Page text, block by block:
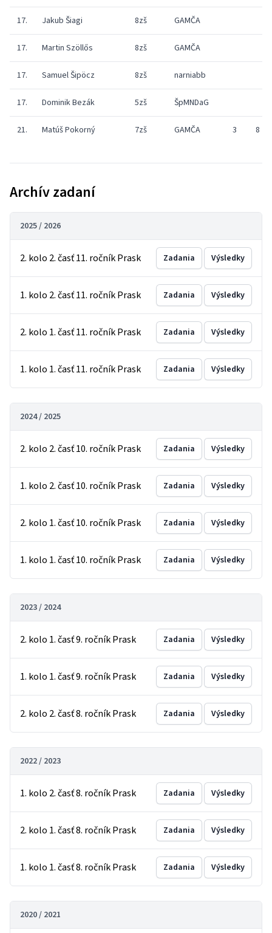
17. Jakub Šiagi 8zš GAMČA
17. Martin Szöllős 8zš GAMČA
17. Samuel Šipöcz 8zš narniabb
17. Dominik Bezák 5zš ŠpMNDaG
21. Matúš Pokorný 7zš GAMČA 3 8
Archív zadaní
2025 / 2026
2. kolo 2. časť 11. ročník Prask Zadania Výsledky
1. kolo 2. časť 11. ročník Prask Zadania Výsledky
2. kolo 1. časť 11. ročník Prask Zadania Výsledky
1. kolo 1. časť 11. ročník Prask Zadania Výsledky
2024 / 2025
2. kolo 2. časť 10. ročník Prask Zadania Výsledky
1. kolo 2. časť 10. ročník Prask Zadania Výsledky
2. kolo 1. časť 10. ročník Prask Zadania Výsledky
1. kolo 1. časť 10. ročník Prask Zadania Výsledky
2023 / 2024
2. kolo 1. časť 9. ročník Prask Zadania Výsledky
1. kolo 1. časť 9. ročník Prask Zadania Výsledky
2. kolo 2. časť 8. ročník Prask Zadania Výsledky
2022 / 2023
1. kolo 2. časť 8. ročník Prask Zadania Výsledky
2. kolo 1. časť 8. ročník Prask Zadania Výsledky
1. kolo 1. časť 8. ročník Prask Zadania Výsledky
2020 / 2021